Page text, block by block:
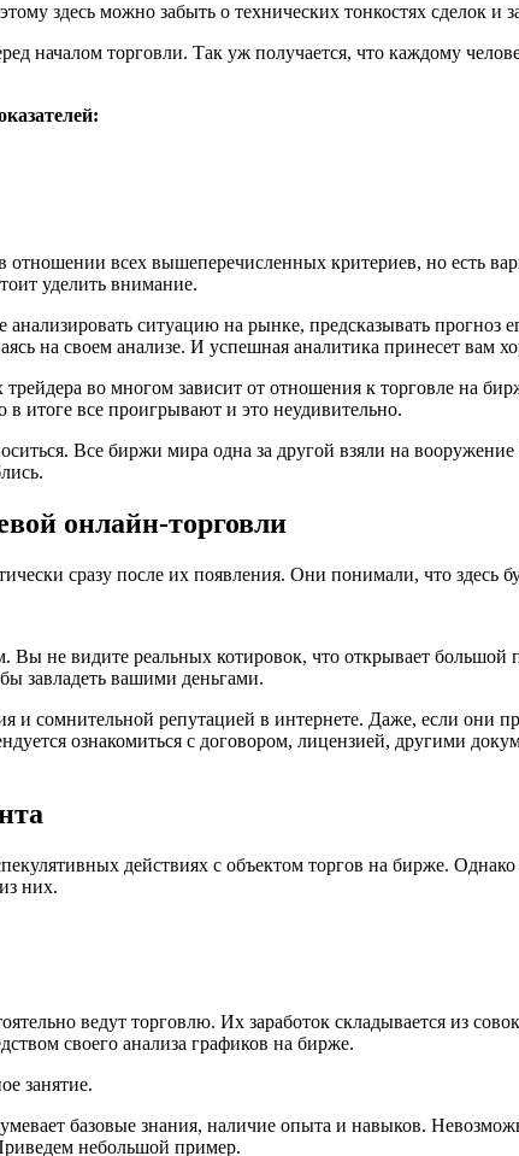
здесь можно забыть о технических тонкостях сделок и
торговли. Так уж получается, что каждому
всех вышеперечисленных критериев, но есть
уделить внимание.
ситуацию на рынке, предсказывать прогноз
на своем анализе. И успешная аналитика принесет вам
во многом зависит от отношения к торговле на
итоге все проигрывают и это неудивительно.
Все биржи мира одна за другой взяли на вооружение
онлайн-торговли
сразу после их появления. Они понимали, что здесь
не видите реальных котировок, что открывает большой
завладеть вашими деньгами.
и сомнительной репутацией в интернете. Даже, если они
ознакомиться с договором, лицензией, другими
действиях с объектом торгов на бирже.
них.
ведут торговлю. Их заработок складывается из
своего анализа графиков на бирже.
занятие.
базовые знания, наличие опыта и навыков.
небольшой пример.